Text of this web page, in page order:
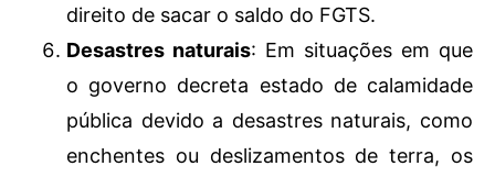
direito de sacar o saldo do FGTS.
Desastres naturais: Em situações em que
o governo decreta estado de calamidade
pública devido a desastres naturais, como
enchentes ou deslizamentos de terra, os